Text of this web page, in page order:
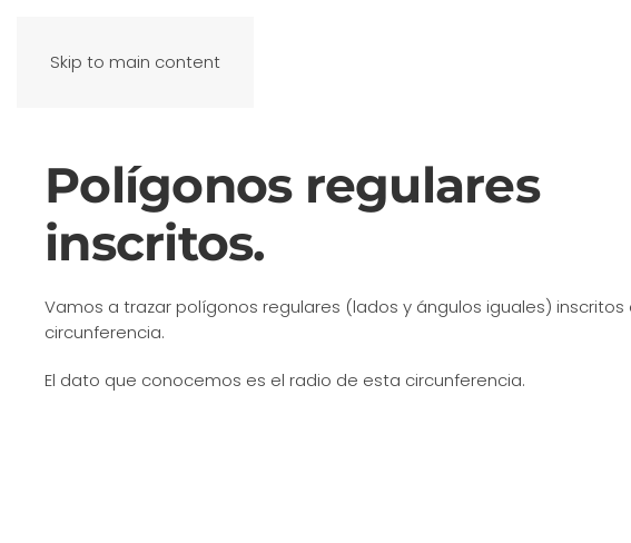
Skip to main content
Polígonos regulares
inscritos.
Vamos a trazar polígonos regulares (lados y ángulos iguales) inscritos
circunferencia.
El dato que conocemos es el radio de esta circunferencia.